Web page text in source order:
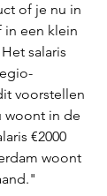
of je nu in
in een klein
salaris
voorstellen
woont in de
€2000
woont